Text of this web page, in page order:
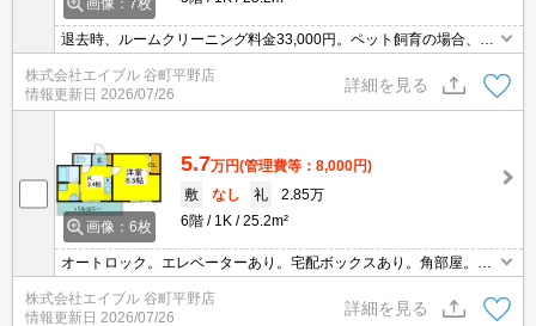
画像：7枚
退去時、ルームクリーニング料金33,000円。ペット飼育の場合、消
臭料25,000円。鉄筋コンクリート造。エレベーターあり。オートロ
ック。角部屋。Wi-Fi無料。宅配ボックスあり。
株式会社エイブル 谷町平野店
情報更新日 2026/07/26
詳細を見る
画像：6枚
5.7万円(管理費等：8,000円)
敷
なし 礼
2.85万
6階
1K 25.2m²
オートロック。エレベーターあり。宅配ボックスあり。角部屋。シ
ャワー付独立洗面台。インターネット無料。外国人技能実習生向
け。ペット飼育の場合、礼金5万円増。
株式会社エイブル 谷町平野店
情報更新日 2026/07/26
詳細を見る